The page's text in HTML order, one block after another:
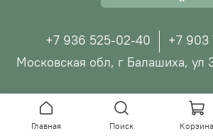
+7 936 525-02-40
+7
Московская обл, г Балашиха, ул
© ООО "МЕМОРИА", 2026
Главная Поиск Корзина